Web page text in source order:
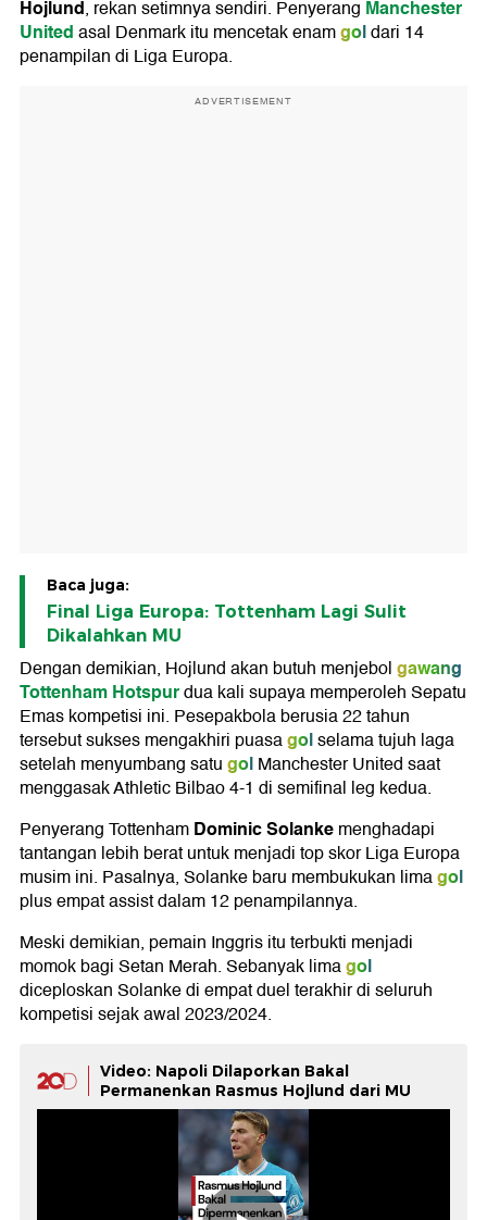
Hojlund, rekan setimnya sendiri. Penyerang Manchester
Unitedasal Denmark itu mencetak enamgoldari 14
penampilan di Liga Europa.
ADVERTISEMENT
Baca juga:
Final Liga Europa: Tottenham Lagi Sulit
Dikalahkan MU
Dengan demikian, Hojlund akan butuh menjebolgawang
Tottenham Hotspurdua kali supaya memperoleh Sepatu
Emas kompetisi ini. Pesepakbola berusia 22 tahun
tersebut sukses mengakhiri puasagolselama tujuh laga
setelah menyumbang satugolManchester United saat
menggasak Athletic Bilbao 4-1 di semifinal leg kedua.
Penyerang TottenhamDominic Solankemenghadapi
tantangan lebih berat untuk menjadi top skor Liga Europa
musim ini. Pasalnya, Solanke baru membukukan limagol
plus empat assist dalam 12 penampilannya.
Meski demikian, pemain Inggris itu terbukti menjadi
momok bagi Setan Merah. Sebanyak limagol
diceploskan Solanke di empat duel terakhir di seluruh
kompetisi sejak awal 2023/2024.
Video: Napoli Dilaporkan Bakal
Permanenkan Rasmus Hojlund dari MU